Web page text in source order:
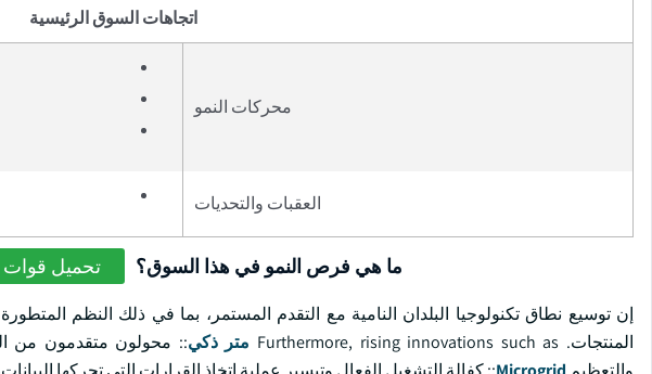
اتجاهات السوق الرئيسية
محركات النمو
العقبات والتحديات
ما هي فرص النمو في هذا السوق؟ تحميل قوات
إن توسيع نطاق تكنولوجيا البلدان النامية مع التقدم المستمر، بما في ذلك النظم
المنتجات. Furthermore, rising innovations such as
متر ذكي:: محولون متقدمون من